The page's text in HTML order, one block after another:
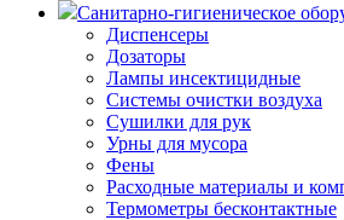
Санитарно-гигиеническое
Диспенсеры
Дозаторы
Лампы инсектицидные
Системы очистки воздуха
Сушилки для рук
Урны для мусора
Фены
Расходные материалы и
Термометры бесконтактные